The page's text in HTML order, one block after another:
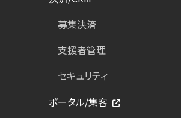
募集決済
支援者管理
セキュリティ
ポータル/集客